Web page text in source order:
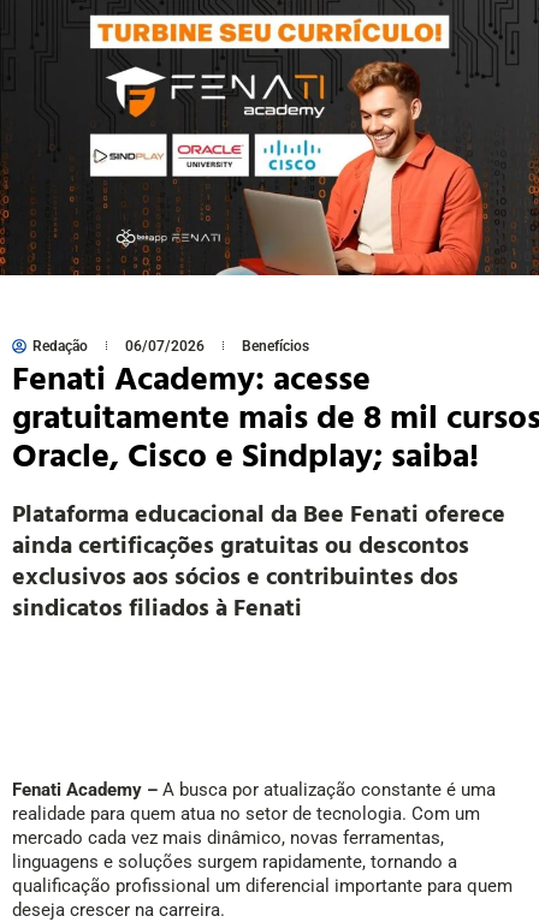
Redação 06/07/2026 Benefícios
Fenati Academy: acesse
gratuitamente mais de 8 mil
Oracle, Cisco e Sindplay; saiba!
Plataforma educacional da Bee Fenati oferece
ainda certificações gratuitas ou descontos
exclusivos aos sócios e contribuintes dos
sindicatos filiados à Fenati
Fenati Academy – A busca por atualização constante é uma
realidade para quem atua no setor de tecnologia. Com um
mercado cada vez mais dinâmico, novas ferramentas,
linguagens e soluções surgem rapidamente, tornando a
qualificação profissional um diferencial importante para quem
deseja crescer na carreira.